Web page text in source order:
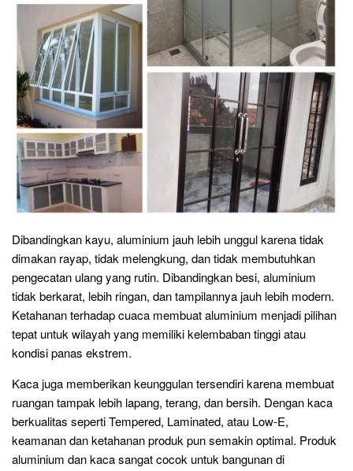
Dibandingkan kayu, aluminium jauh lebih unggul karena tidak
dimakan rayap, tidak melengkung, dan tidak membutuhkan
pengecatan ulang yang rutin. Dibandingkan besi, aluminium
tidak berkarat, lebih ringan, dan tampilannya jauh lebih modern.
Ketahanan terhadap cuaca membuat aluminium menjadi pilihan
tepat untuk wilayah yang memiliki kelembaban tinggi atau
kondisi panas ekstrem.
Kaca juga memberikan keunggulan tersendiri karena membuat
ruangan tampak lebih lapang, terang, dan bersih. Dengan kaca
berkualitas seperti Tempered, Laminated, atau Low-E,
keamanan dan ketahanan produk pun semakin optimal. Produk
aluminium dan kaca sangat cocok untuk bangunan di